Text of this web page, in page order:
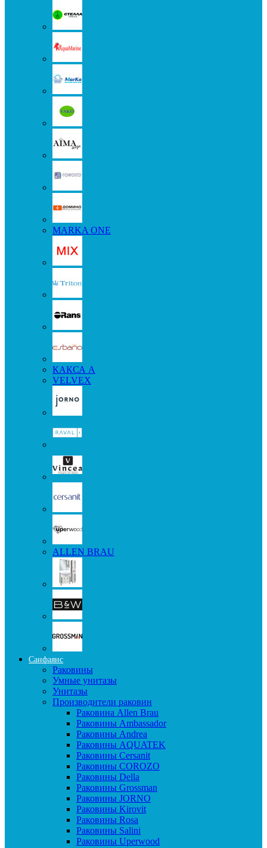
MARKA ONE
КАКСА А
VELVEX
ALLEN BRAU
Санфаянс
Раковины
Умные унитазы
Унитазы
Производители раковин
Раковина Allen Brau
Раковины Ambassador
Раковины Andrea
Раковины AQUATEK
Раковины Cersanit
Раковины COROZO
Раковины Della
Раковины Grossman
Раковины JORNO
Раковины Kirovit
Раковины Rosa
Раковины Salini
Раковины Uperwood